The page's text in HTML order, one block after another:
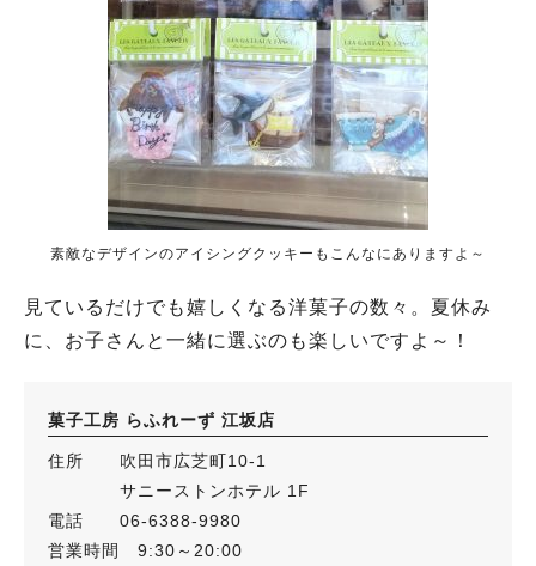
素敵なデザインのアイシングクッキーもこんなにありますよ～
見ているだけでも嬉しくなる洋菓子の数々。夏休み
に、お子さんと一緒に選ぶのも楽しいですよ～！
菓子工房 らふれーず 江坂店
住所 吹田市広芝町10-1
サニーストンホテル 1F
電話 06-6388-9980
営業時間 9:30～20:00